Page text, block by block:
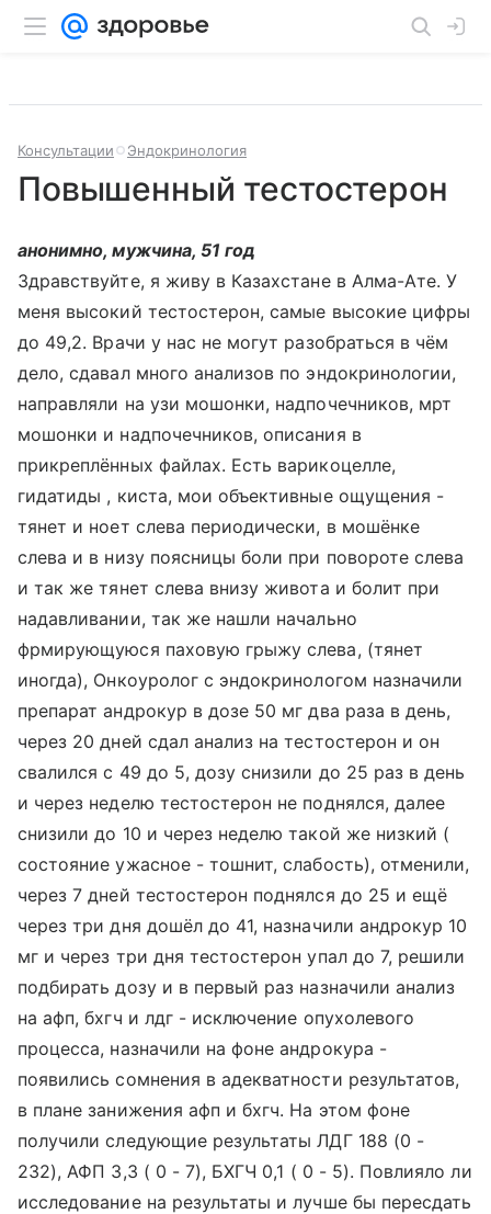
Консультации Эндокринология
Повышенный тестостерон
анонимно, мужчина, 51 год
Здравствуйте, я живу в Казахстане в Алма-Ате. У
меня высокий тестостерон, самые высокие цифры
до 49,2. Врачи у нас не могут разобраться в чём
дело, сдавал много анализов по эндокринологии,
направляли на узи мошонки, надпочечников, мрт
мошонки и надпочечников, описания в
прикреплённых файлах. Есть варикоцелле,
гидатиды , киста, мои объективные ощущения -
тянет и ноет слева периодически, в мошёнке
слева и в низу поясницы боли при повороте слева
и так же тянет слева внизу живота и болит при
надавливании, так же нашли начально
фрмирующуюся паховую грыжу слева, (тянет
иногда), Онкоуролог с эндокринологом назначили
препарат андрокур в дозе 50 мг два раза в день,
через 20 дней сдал анализ на тестостерон и он
свалился с 49 до 5, дозу снизили до 25 раз в день
и через неделю тестостерон не поднялся, далее
снизили до 10 и через неделю такой же низкий (
состояние ужасное - тошнит, слабость), отменили,
через 7 дней тестостерон поднялся до 25 и ещё
через три дня дошёл до 41, назначили андрокур 10
мг и через три дня тестостерон упал до 7, решили
подбирать дозу и в первый раз назначили анализ
на афп, бхгч и лдг - исключение опухолевого
процесса, назначили на фоне андрокура -
появились сомнения в адекватности результатов,
в плане занижения афп и бхгч. На этом фоне
получили следующие результаты ЛДГ 188 (0 -
232), АФП 3,3 ( 0 - 7), БХГЧ 0,1 ( 0 - 5). Повлияло ли
исследование на результаты и лучше бы пересдать